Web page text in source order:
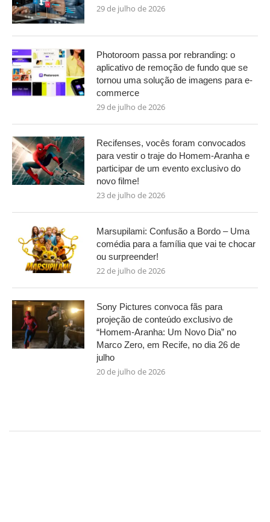
29 de julho de 2026
Photoroom passa por rebranding: o
aplicativo de remoção de fundo que se
tornou uma solução de imagens para e-
commerce
29 de julho de 2026
Recifenses, vocês foram convocados
para vestir o traje do Homem-Aranha e
participar de um evento exclusivo do
novo filme!
23 de julho de 2026
Marsupilami: Confusão a Bordo – Uma
comédia para a família que vai te chocar
ou surpreender!
22 de julho de 2026
Sony Pictures convoca fãs para
projeção de conteúdo exclusivo de
“Homem-Aranha: Um Novo Dia” no
Marco Zero, em Recife, no dia 26 de
julho
20 de julho de 2026